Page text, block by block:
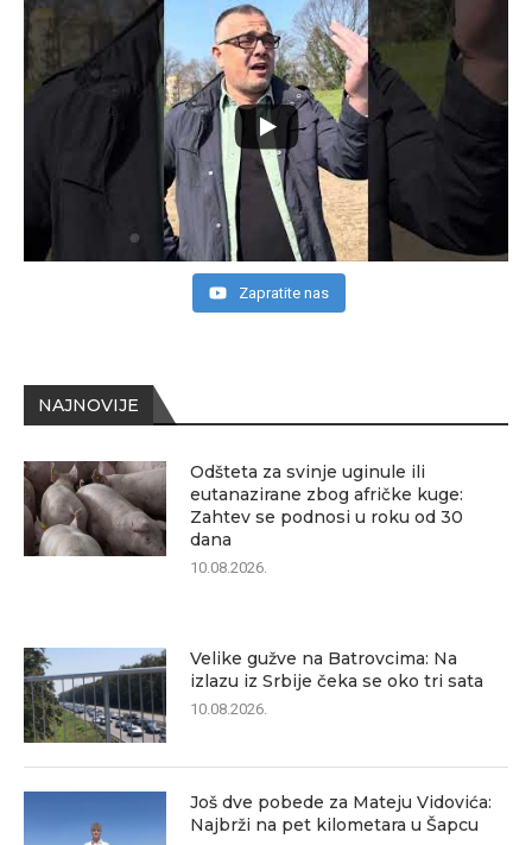
NAJNOVIJE
Odšteta za svinje uginule ili
eutanazirane zbog afričke kuge:
Zahtev se podnosi u roku od 30
dana
10.08.2026.
Velike gužve na Batrovcima: Na
izlazu iz Srbije čeka se oko tri sata
10.08.2026.
Još dve pobede za Mateju Vidovića:
Najbrži na pet kilometara u Šapcu
Zapratite nas